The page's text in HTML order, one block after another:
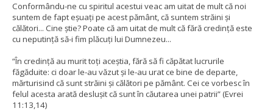
Conformându-ne cu spiritul acestui veac am uitat de mult că noi
suntem de fapt eșuați pe acest pământ, că suntem străini și
călători... Cine știe? Poate că am uitat de mult că fără credință este
cu neputință să-i fim plăcuți lui Dumnezeu...
“În credință au murit toți aceștia, fără să fi căpătat lucrurile
făgăduite: ci doar le-au văzut și le-au urat ce bine de departe,
mărturisind că sunt străini și călători pe pământ. Cei ce vorbesc în
felul acesta arată deslușit că sunt în căutarea unei patrii” (Evrei
11:13,14)